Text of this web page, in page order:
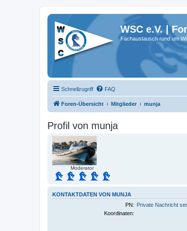
WSC e.V. |
Fachaustausch rund um
Schnellzugriff FAQ
Foren-Übersicht Mitglieder munja
Profil von munja
Moderator
KONTAKTDATEN VON MUNJA
PN: Private Nachricht
Koordinaten: